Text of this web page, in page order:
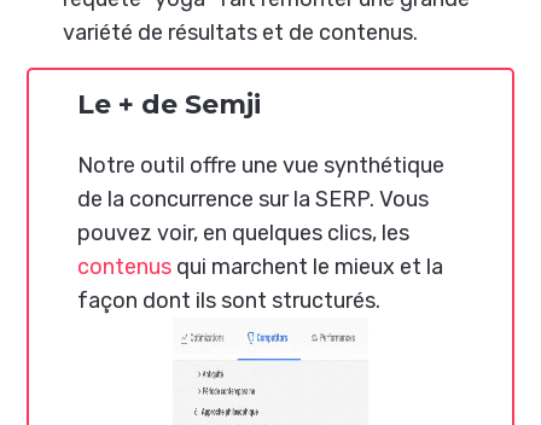
variété de résultats et de contenus.
Le + de Semji
Notre outil offre une vue synthétique
de la concurrence sur la SERP. Vous
pouvez voir, en quelques clics, les
contenus qui marchent le mieux et la
façon dont ils sont structurés.